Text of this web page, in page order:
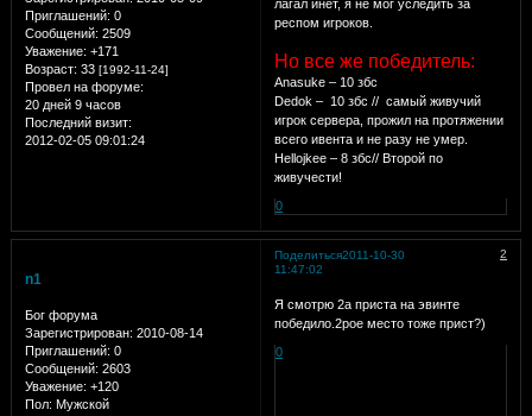
Приглашений: 0
Сообщений: 2509
Уважение: +171
Возраст: 33 [1992-11-24]
Провел на форуме:
20 дней 9 часов
Последний визит:
2012-02-05 09:01:24
лагал инет, я не мог уследить за
респом игроков.
Но все же победитель:
Anasuke – 10 збс
Dedok – 10 збс // самый живучий
игрок сервера, прожил на протяжении
всего ивента и не разу не умер.
Hellojkee – 8 збс// Второй по
живучести!
0
Поделиться 2
2011-10-30
11:47:02
n1
Бог форума
Зарегистрирован: 2010-08-14
Приглашений: 0
Сообщений: 2603
Уважение: +120
Пол: Мужской
Я смотрю 2а приста на эвинте
победило.2рое место тоже прист?)
0